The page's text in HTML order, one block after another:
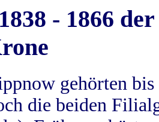
- 1866
gehörten
die beiden